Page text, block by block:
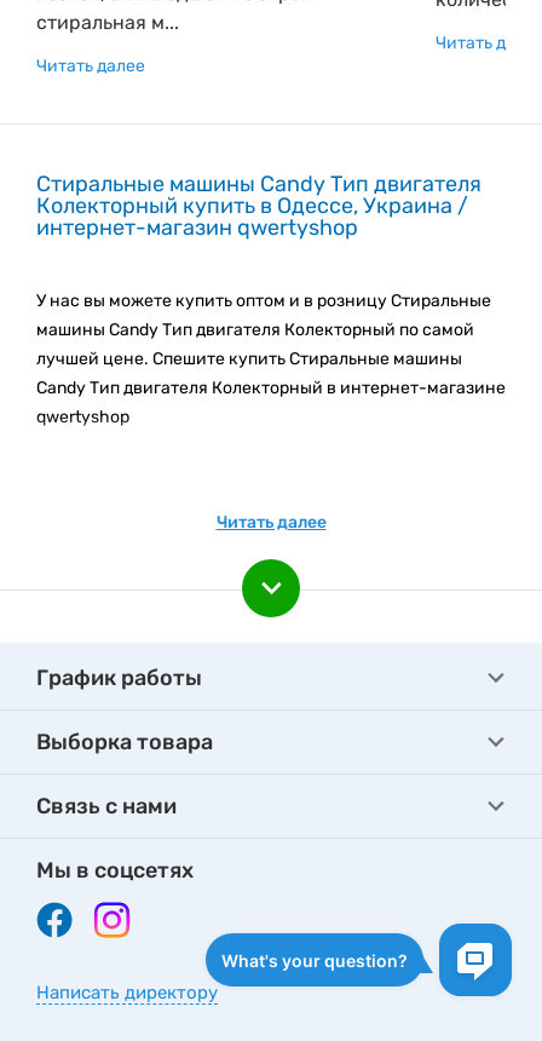
стиральная м...
Читать далее
Читать
Стиральные машины Candy Тип двигателя
Колекторный купить в Одессе, Украина /
интернет-магазин qwertyshop
У нас вы можете купить оптом и в розницу Стиральные
машины Candy Тип двигателя Колекторный по самой
лучшей цене. Спешите купить Стиральные машины
Candy Тип двигателя Колекторный в интернет-магазине
qwertyshop
Подпишитесь на e-mail рассылку, чтобы быть вкурсе
наших акционных предложениях и новинках.
Читать далее
График работы
Выборка товара
Связь с нами
Мы в соцсетях
Написать директору